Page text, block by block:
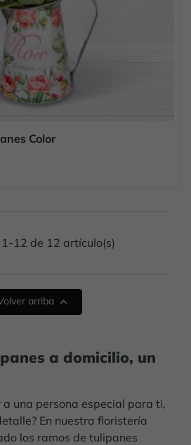
Color
12 de 12 artículo(s)
arriba 
a domicilio, un
a una persona especial para ti,
En nuestra floristería
los ramos de tulipanes